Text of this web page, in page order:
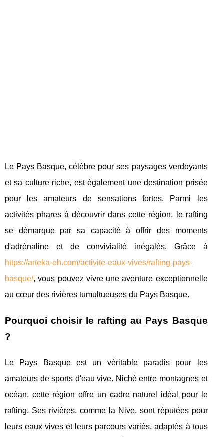
Le Pays Basque, célèbre pour ses paysages verdoyants
et sa culture riche, est également une destination prisée
pour les amateurs de sensations fortes. Parmi les
activités phares à découvrir dans cette région, le rafting
se démarque par sa capacité à offrir des moments
d'adrénaline et de convivialité inégalés. Grâce à
https://arteka-eh.com/activite-eaux-vives/rafting-pays-
basque/, vous pouvez vivre une aventure exceptionnelle
au cœur des rivières tumultueuses du Pays Basque.
Pourquoi choisir le rafting au Pays Basque
?
Le Pays Basque est un véritable paradis pour les
amateurs de sports d'eau vive. Niché entre montagnes et
océan, cette région offre un cadre naturel idéal pour le
rafting. Ses rivières, comme la Nive, sont réputées pour
leurs eaux vives et leurs parcours variés, adaptés à tous